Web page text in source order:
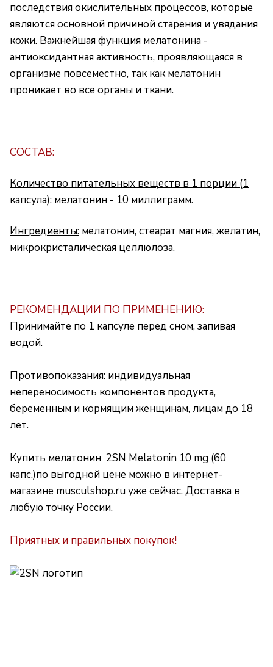
последствия окислительных процессов, которые
являются основной причиной старения и увядания
кожи. Важнейшая функция мелатонина -
антиоксидантная активность, проявляющаяся в
организме повсеместно, так как мелатонин
проникает во все органы и ткани.
СОСТАВ:
Количество питательных веществ в 1 порции (1
капсула): мелатонин - 10 миллиграмм.
Ингредиенты: мелатонин, стеарат магния, желатин,
микрокристалическая целлюлоза.
РЕКОМЕНДАЦИИ ПО ПРИМЕНЕНИЮ:
Принимайте по 1 капсуле перед сном, запивая
водой.
Противопоказания: индивидуальная
непереносимость компонентов продукта,
беременным и кормящим женщинам, лицам до 18
лет.
Купить мелатонин 2SN Melatonin 10 mg (60
капс.)по выгодной цене можно в интернет-
магазине musculshop.ru уже сейчас.Доставка в
любую точку России.
Приятных и правильных покупок!